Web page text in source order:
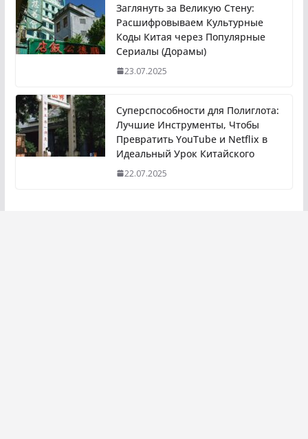
Заглянуть за Великую Стену:
Расшифровываем Культурные
Коды Китая через Популярные
Сериалы (Дорамы)
23.07.2025
Суперспособности для Полиглота:
Лучшие Инструменты, Чтобы
Превратить YouTube и Netflix в
Идеальный Урок Китайского
22.07.2025